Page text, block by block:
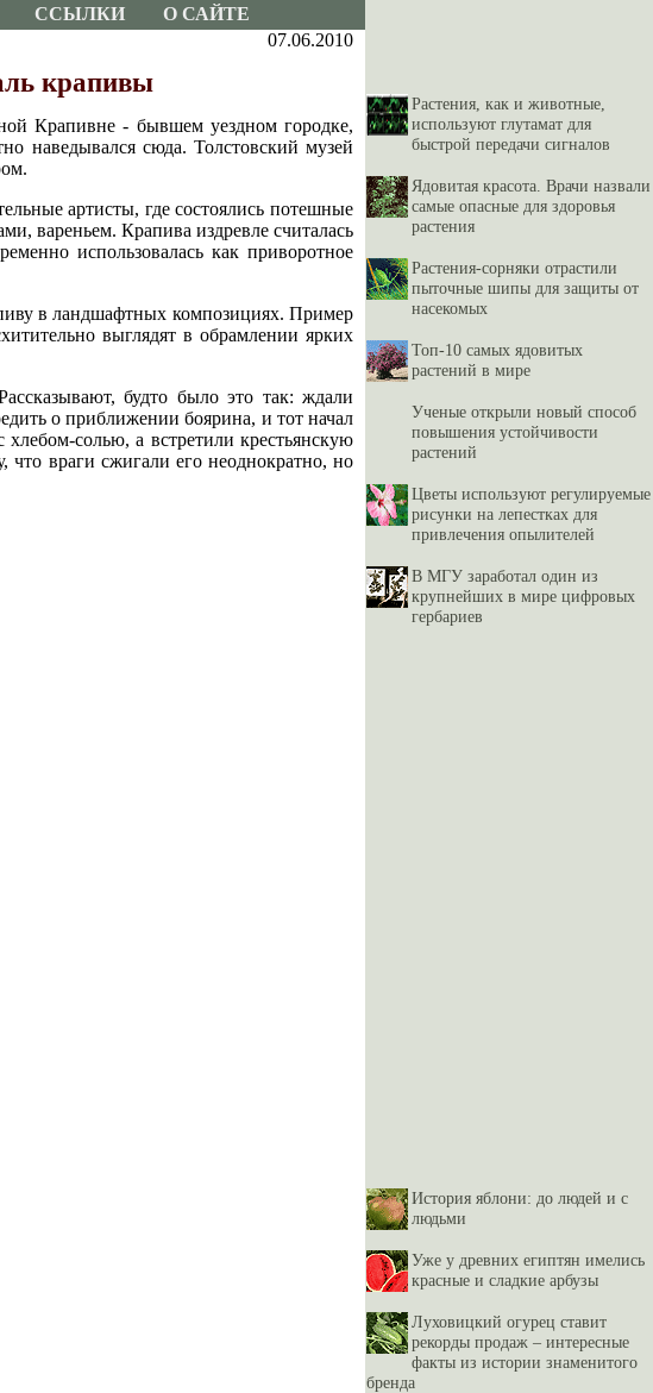
ССЫЛКИ
О САЙТЕ
07.06.2010
крапивы
Крапивне - бывшем уездном городке,
наведывался сюда. Толстовский музей
артисты, где состоялись потешные
вареньем. Крапива издревле считалась
использовалась как приворотное
в ландшафтных композициях. Пример
выглядят в обрамлении ярких
будто было это так: ждали
о приближении боярина, и тот начал
солью, а встретили крестьянскую
враги сжигали его неоднократно, но
Растения, как и животные,
используют глутамат для
быстрой передачи сигналов
Ядовитая красота. Врачи назвали
самые опасные для здоровья
растения
Растения-сорняки отрастили
пыточные шипы для защиты от
насекомых
Топ-10 самых ядовитых
растений в мире
Ученые открыли новый способ
повышения устойчивости
растений
Цветы используют регулируемые
рисунки на лепестках для
привлечения опылителей
В МГУ заработал один из
крупнейших в мире цифровых
гербариев
История яблони: до людей и с
людьми
Уже у древних египтян имелись
красные и сладкие арбузы
Луховицкий огурец ставит
рекорды продаж – интересные
факты из истории знаменитого
бренда